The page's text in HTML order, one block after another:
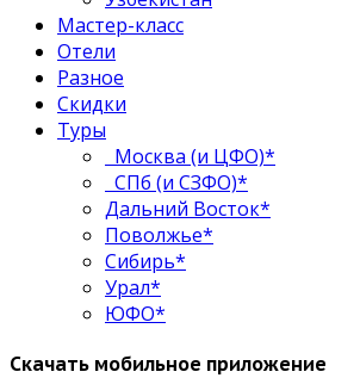
Мастер-класс
Отели
Разное
Скидки
Туры
Москва (и ЦФО)*
СПб (и СЗФО)*
Дальний Восток*
Поволжье*
Сибирь*
Урал*
ЮФО*
Скачать мобильное приложение